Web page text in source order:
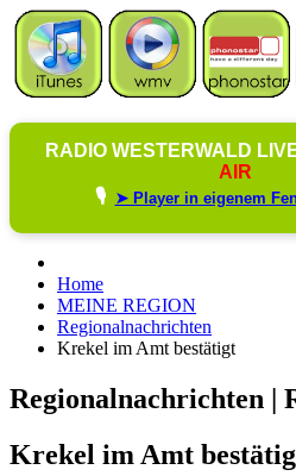
RADIO WESTERWALD
AIR
🎙️ ➤ Player in eigenem
Home
MEINE REGION
Regionalnachrichten
Krekel im Amt bestätigt
Regionalnachrichten |
Krekel im Amt